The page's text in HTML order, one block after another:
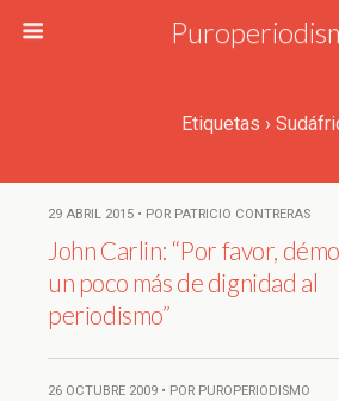
Etiquetas ›
29 ABRIL 2015 • POR PATRICIO CONTRERAS
John Carlin: “Por favor,
un poco más de dignidad al
periodismo”
26 OCTUBRE 2009 • POR PUROPERIODISMO